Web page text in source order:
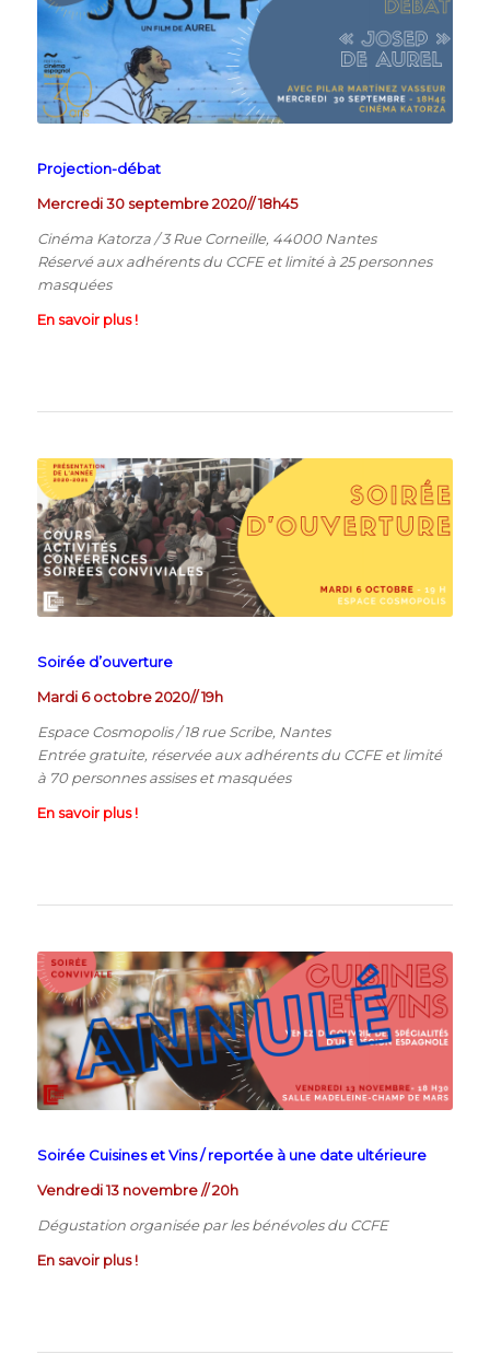
Projection-débat
Mercredi 30 septembre 2020// 18h45
Cinéma Katorza / 3 Rue Corneille, 44000 Nantes
Réservé aux adhérents du CCFE et limité à 25 personnes
masquées
En savoir plus !
Soirée d’ouverture
Mardi 6 octobre 2020// 19h
Espace Cosmopolis /18 rue Scribe, Nantes
Entrée gratuite, réservée aux adhérents du CCFE et limité
à 70 personnes assises et masquées
En savoir plus !
Soirée Cuisines et Vins / reportée à une date ultérieure
Vendredi 13 novembre // 20h
Dégustation organisée par les bénévoles du CCFE
En savoir plus !